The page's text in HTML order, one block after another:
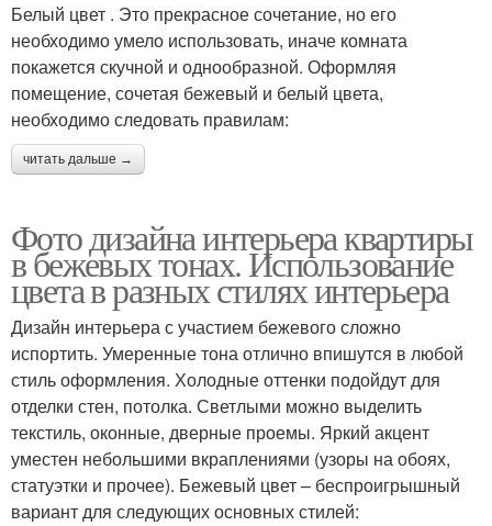
Белый цвет . Это прекрасное сочетание, но его
необходимо умело использовать, иначе комната
покажется скучной и однообразной. Оформляя
помещение, сочетая бежевый и белый цвета,
необходимо следовать правилам:
читать дальше →
Фото дизайна интерьера квартиры
в бежевых тонах. Использование
цвета в разных стилях интерьера
Дизайн интерьера с участием бежевого сложно
испортить. Умеренные тона отлично впишутся в любой
стиль оформления. Холодные оттенки подойдут для
отделки стен, потолка. Светлыми можно выделить
текстиль, оконные, дверные проемы. Яркий акцент
уместен небольшими вкраплениями (узоры на обоях,
статуэтки и прочее). Бежевый цвет – беспроигрышный
вариант для следующих основных стилей: